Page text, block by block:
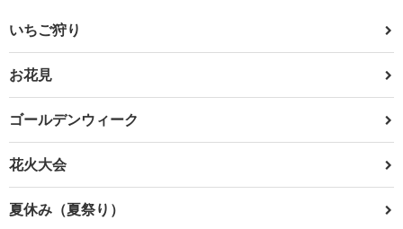
いちご狩り
お花見
ゴールデンウィーク
花火大会
夏休み（夏祭り）